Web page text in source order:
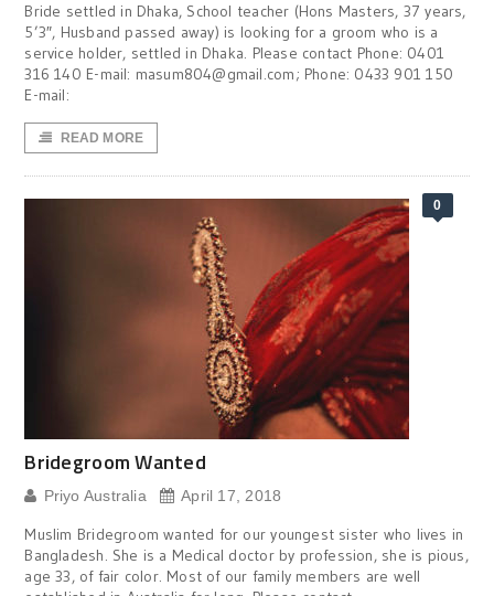
Bride settled in Dhaka, School teacher (Hons Masters, 37 years,
5’3″, Husband passed away) is looking for a groom who is a
service holder, settled in Dhaka. Please contact Phone: 0401
316 140 E-mail: masum804@gmail.com; Phone: 0433 901 150
E-mail:
READ MORE
0
Bridegroom Wanted
Priyo Australia April 17, 2018
Muslim Bridegroom wanted for our youngest sister who lives in
Bangladesh. She is a Medical doctor by profession, she is pious,
age 33, of fair color. Most of our family members are well